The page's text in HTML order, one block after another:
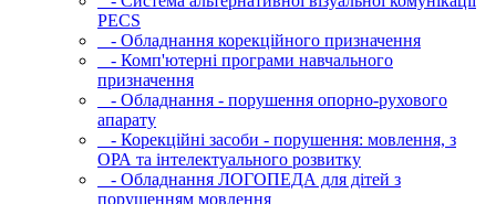
PECS
- Обладнання корекційного призначення
- Комп'ютерні програми навчального
призначення
- Обладнання - порушення опорно-рухового
апарату
- Корекційні засоби - порушення: мовлення, з
ОРА та інтелектуального розвитку
- Обладнання ЛОГОПЕДА для дітей з
порушенням мовлення